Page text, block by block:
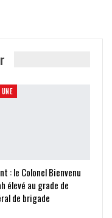
: le Colonel Bienvenu
élevé au grade de
de brigade